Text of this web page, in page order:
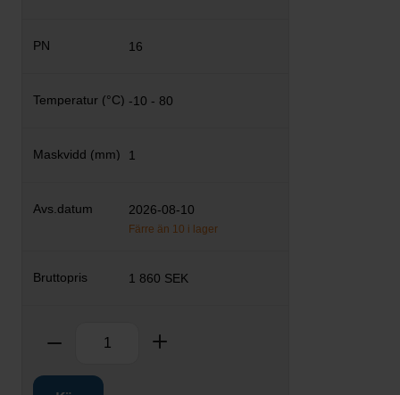
16
-10 - 80
1
2026-08-10
Färre än 10 i lager
1 860 SEK
Ta bort